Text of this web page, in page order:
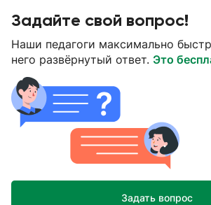
Задайте свой вопрос!
Наши педагоги максимально
него развёрнутый ответ. Это
Задать вопрос